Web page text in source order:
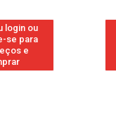
login ou
se para
e